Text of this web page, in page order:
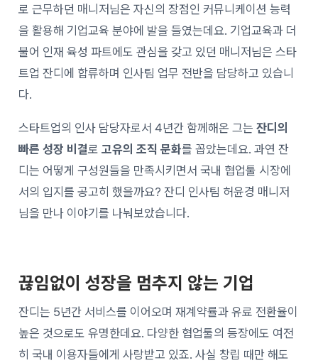
로 근무하던 매니저님은 자신의 장점인 커뮤니케이션 능력
을 활용해 기업교육 분야에 발을 들였는데요. 기업교육과 더
불어 인재 육성 파트에도 관심을 갖고 있던 매니저님은 스타
트업 잔디에 합류하며 인사팀 업무 전반을 담당하고 있습니
다.
스타트업의 인사 담당자로서 4년간 함께해온 그는잔디의
빠른 성장 비결로 고유의 조직 문화를 꼽았는데요. 과연 잔
디는 어떻게 구성원들을 만족시키면서 국내 협업툴 시장에
서의 입지를 공고히 했을까요? 잔디 인사팀 허윤경 매니저
님을 만나 이야기를 나눠보았습니다.
끊임없이 성장을 멈추지 않는 기업
잔디는 5년간 서비스를 이어오며 재계약률과 유료 전환율이
높은 것으로도 유명한데요. 다양한 협업툴의 등장에도 여전
히 국내 이용자들에게 사랑받고 있죠. 사실 창립 때만 해도